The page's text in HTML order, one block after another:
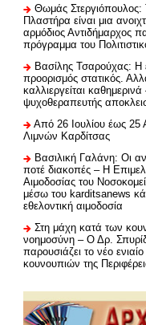
Θωμάς Στεργιόπουλος:
Πλαστήρα είναι μια
αρμόδιος Αντιδήμαρχος
πρόγραμμα του
Βασίλης Τσαρούχας: Η
προορισμός στατικός.
καλλιεργείται
ψυχοθεραπευτής
Από 26 Ιουλίου έως 25
Λιμνών Καρδίτσας
Βασιλική Γαλάνη: Οι
ποτέ διακοπές – Η
Αιμοδοσίας του
μέσω του karditsanews
εθελοντική αιμοδοσία
Στη μάχη κατά των
νοημοσύνη – Ο Δρ.
παρουσιάζει το νέο
κουνουπιών της